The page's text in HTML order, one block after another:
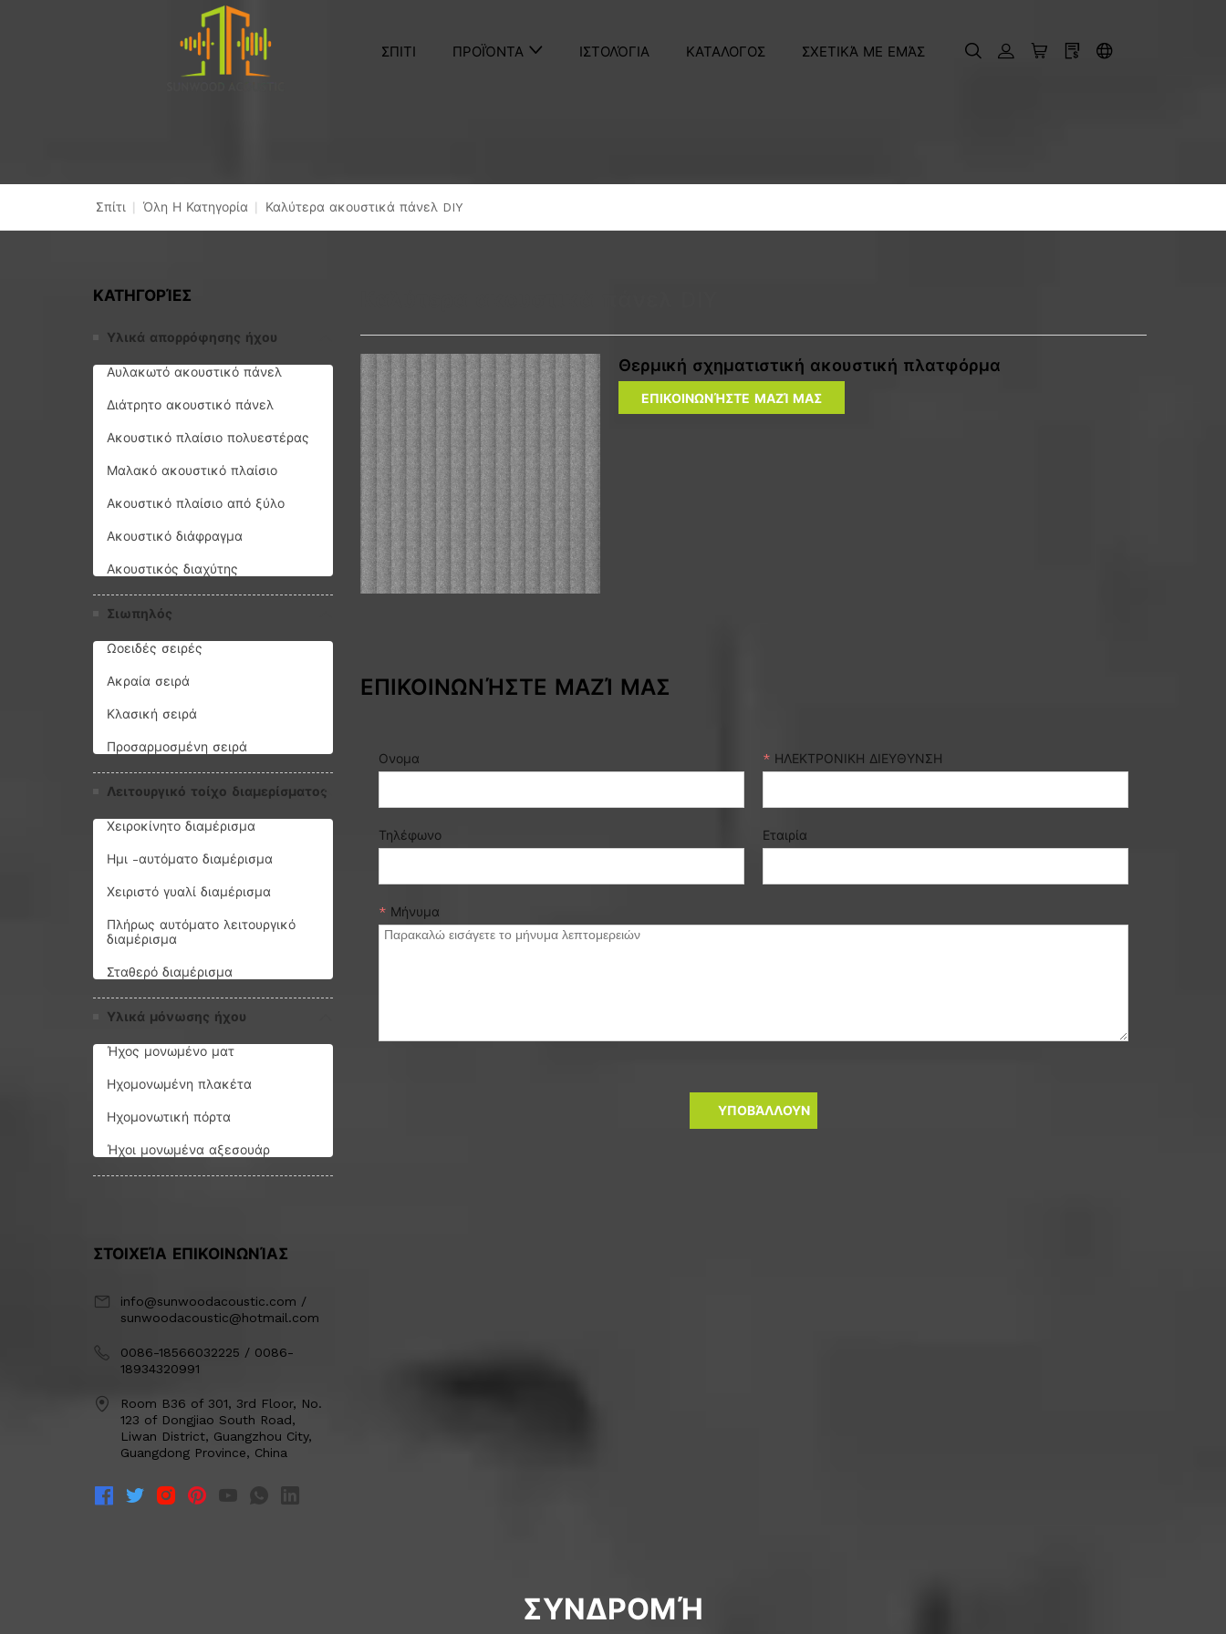
ΣΠΙΤΙ ΠΡΟΪΌΝΤΑ ΙΣΤΟΛΌΓΙΑ ΚΑΤΑΛΟΓΟΣ ΣΧΕΤΙΚΆ ΜΕ ΕΜΆΣ
Σπίτι Όλη Η Κατηγορία Καλύτερα ακουστικά πάνελ DIY
ΚΑΤΗΓΟΡΊΕΣ
Υλικά απορρόφησης ήχου
Αυλακωτό ακουστικό πάνελ
Διάτρητο ακουστικό πάνελ
Ακουστικό πλαίσιο πολυεστέρας
Μαλακό ακουστικό πλαίσιο
Ακουστικό πλαίσιο από ξύλο
Ακουστικό διάφραγμα
Ακουστικός διαχύτης
Σιωπηλός
Ωοειδές σειρές
Ακραία σειρά
Κλασική σειρά
Προσαρμοσμένη σειρά
Λειτουργικό τοίχο διαμερίσματος
Χειροκίνητο διαμέρισμα
Ημι -αυτόματο διαμέρισμα
Χειριστό γυαλί διαμέρισμα
Πλήρως αυτόματο λειτουργικό
διαμέρισμα
Σταθερό διαμέρισμα
Υλικά μόνωσης ήχου
Ήχος μονωμένο ματ
Ηχομονωμένη πλακέτα
Ηχομονωτική πόρτα
Ήχοι μονωμένα αξεσουάρ
ΣΤΟΙΧΕΊΑ ΕΠΙΚΟΙΝΩΝΊΑΣ
info@sunwoodacoustic.com /
sunwoodacoustic@hotmail.com
0086-18566032225 / 0086-
18934320991
Room B36 of 301, 3rd Floor, No.
123 of Dongjiao South Road,
Liwan District, Guangzhou City,
Guangdong Province, China
Θερμική σχηματιστική ακουστική πλατφόρμα
ΕΠΙΚΟΙΝΩΝΉΣΤΕ ΜΑΖΊ ΜΑΣ
ΕΠΙΚΟΙΝΩΝΉΣΤΕ ΜΑΖΊ ΜΑΣ
Ονομα * ΗΛΕΚΤΡΟΝΙΚΗ ΔΙΕΥΘΥΝΣΗ
Τηλέφωνο Εταιρία
* Μήνυμα
ΥΠΟΒΆΛΛΟΥΝ
ΣΥΝΔΡΟΜΉ